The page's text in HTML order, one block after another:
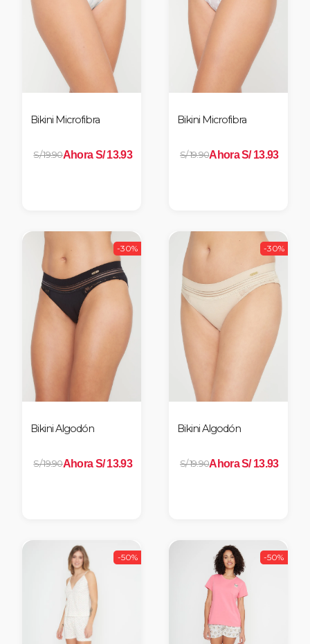
Bikini Microfibra
S/ 19.90Ahora S/ 13.93
Bikini Microfibra
S/ 19.90Ahora S/ 13.93
-30%
Bikini Algodón
S/ 19.90Ahora S/ 13.93
-30%
Bikini Algodón
S/ 19.90Ahora S/ 13.93
-50% -50%